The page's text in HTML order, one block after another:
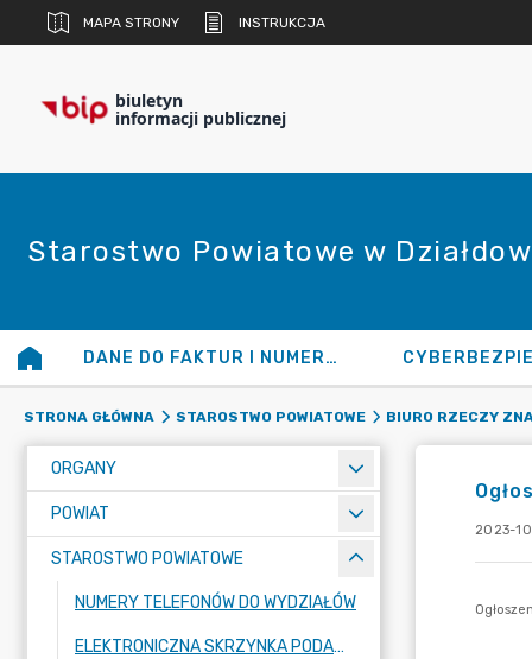
MAPA STRONY INSTRUKCJA
biuletyn
informacji publicznej
Starostwo Powiatowe w
DANE DO FAKTUR I NUMERY KONT
STRONA GŁÓWNA STAROSTWO POWIATOWE BIURO RZECZY
ORGANY
POWIAT
STAROSTWO POWIATOWE
NUMERY TELEFONÓW DO WYDZIAŁÓW
ELEKTRONICZNA SKRZYNKA PODAWCZA
2023-